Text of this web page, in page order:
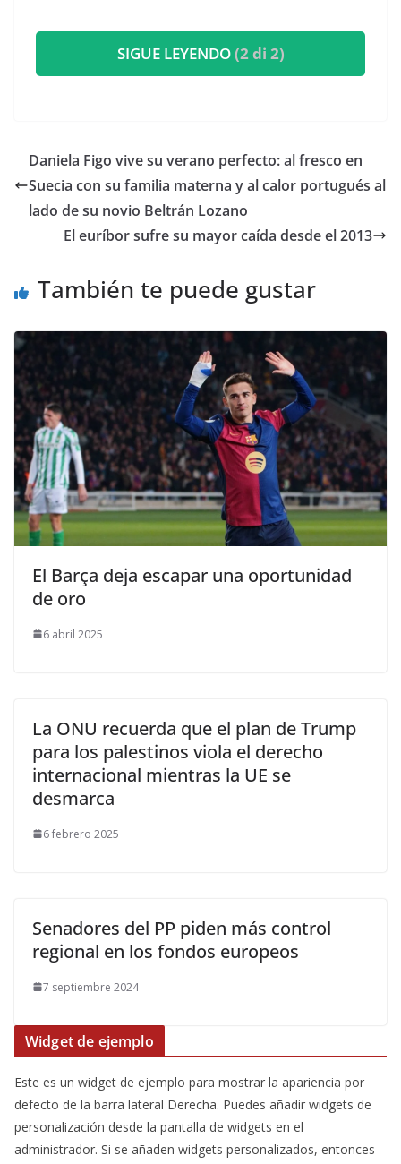
SIGUE LEYENDO(2 di 2)
​Daniela Figo vive su verano perfecto: al fresco en
Suecia con su familia materna y al calor portugués al
lado de su novio Beltrán Lozano
El euríbor sufre su mayor caída desde el 2013
También te puede gustar
El Barça deja escapar una oportunidad
de oro
6 abril 2025
La ONU recuerda que el plan de Trump
para los palestinos viola el derecho
internacional mientras la UE se
desmarca
6 febrero 2025
Senadores del PP piden más control
regional en los fondos europeos
7 septiembre 2024
Widget de ejemplo
Este es un widget de ejemplo para mostrar la apariencia por
defecto de la barra lateral Derecha. Puedes añadir widgets de
personalización desde la pantalla de widgets en el
administrador. Si se añaden widgets personalizados, entonces